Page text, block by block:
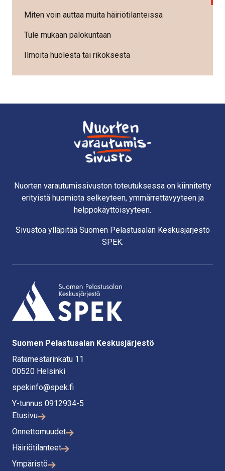
Miten voin auttaa muita häiriötilanteissa
Tule mukaan palokuntaan
Ilmoita huolesta tai rikoksesta
Nuorten varautumissivuston toteutuksessa on kiinnitetty
erityistä huomiota selkeyteen, ymmärrettävyyteen ja
helppokäyttöisyyteen.
Sivustoa ylläpitää Suomen Pelastusalan Keskusjärjestö
SPEK.
Suomen Pelastusalan Keskusjärjestö
Ratamestarinkatu 11
00520 Helsinki
spekinfo@spek.fi
Y-tunnus 0912934-5
Etusivu
Onnettomuudet
Häiriötilanteet
Ympäristö